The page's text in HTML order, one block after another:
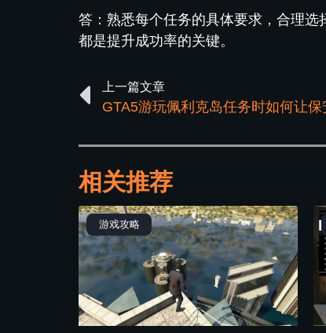
答：熟悉每个任务的具体要求，合理
都是提升成功率的关键。
上一篇文章
相关推荐
游戏攻略